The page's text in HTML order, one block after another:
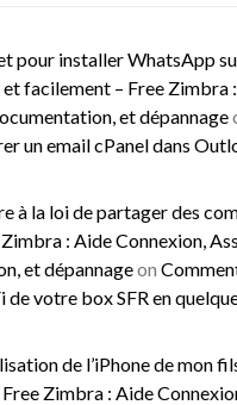
pour installer WhatsApp
facilement – Free Zimbra
et dépannage
un email cPanel dans
à la loi de partager des
: Aide Connexion,
et dépannageon
de votre box SFR en
de l’iPhone de mon
Zimbra : Aide